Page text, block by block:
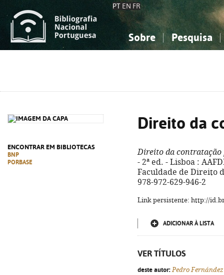
PT EN FR
Sobre Pesquisa
ENCONTRAR EM BIBLIOTECAS
BNP
PORBASE
Direito da
Direito da contratação
- 2ª ed. - Lisboa :
Faculdade de Direito
978-972-629-946-2
Link persistente: http://
ADICIONAR À LISTA
VER TÍTULOS
deste autor: Pedro